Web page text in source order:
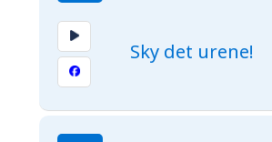
Sky det urene!